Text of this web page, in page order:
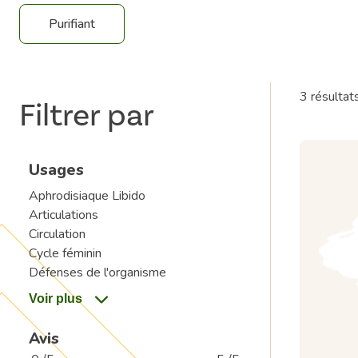
Purifiant
Filtrer par
Usages
Aphrodisiaque Libido
Articulations
Circulation
Cycle féminin
Défenses de l'organisme
Avis
3